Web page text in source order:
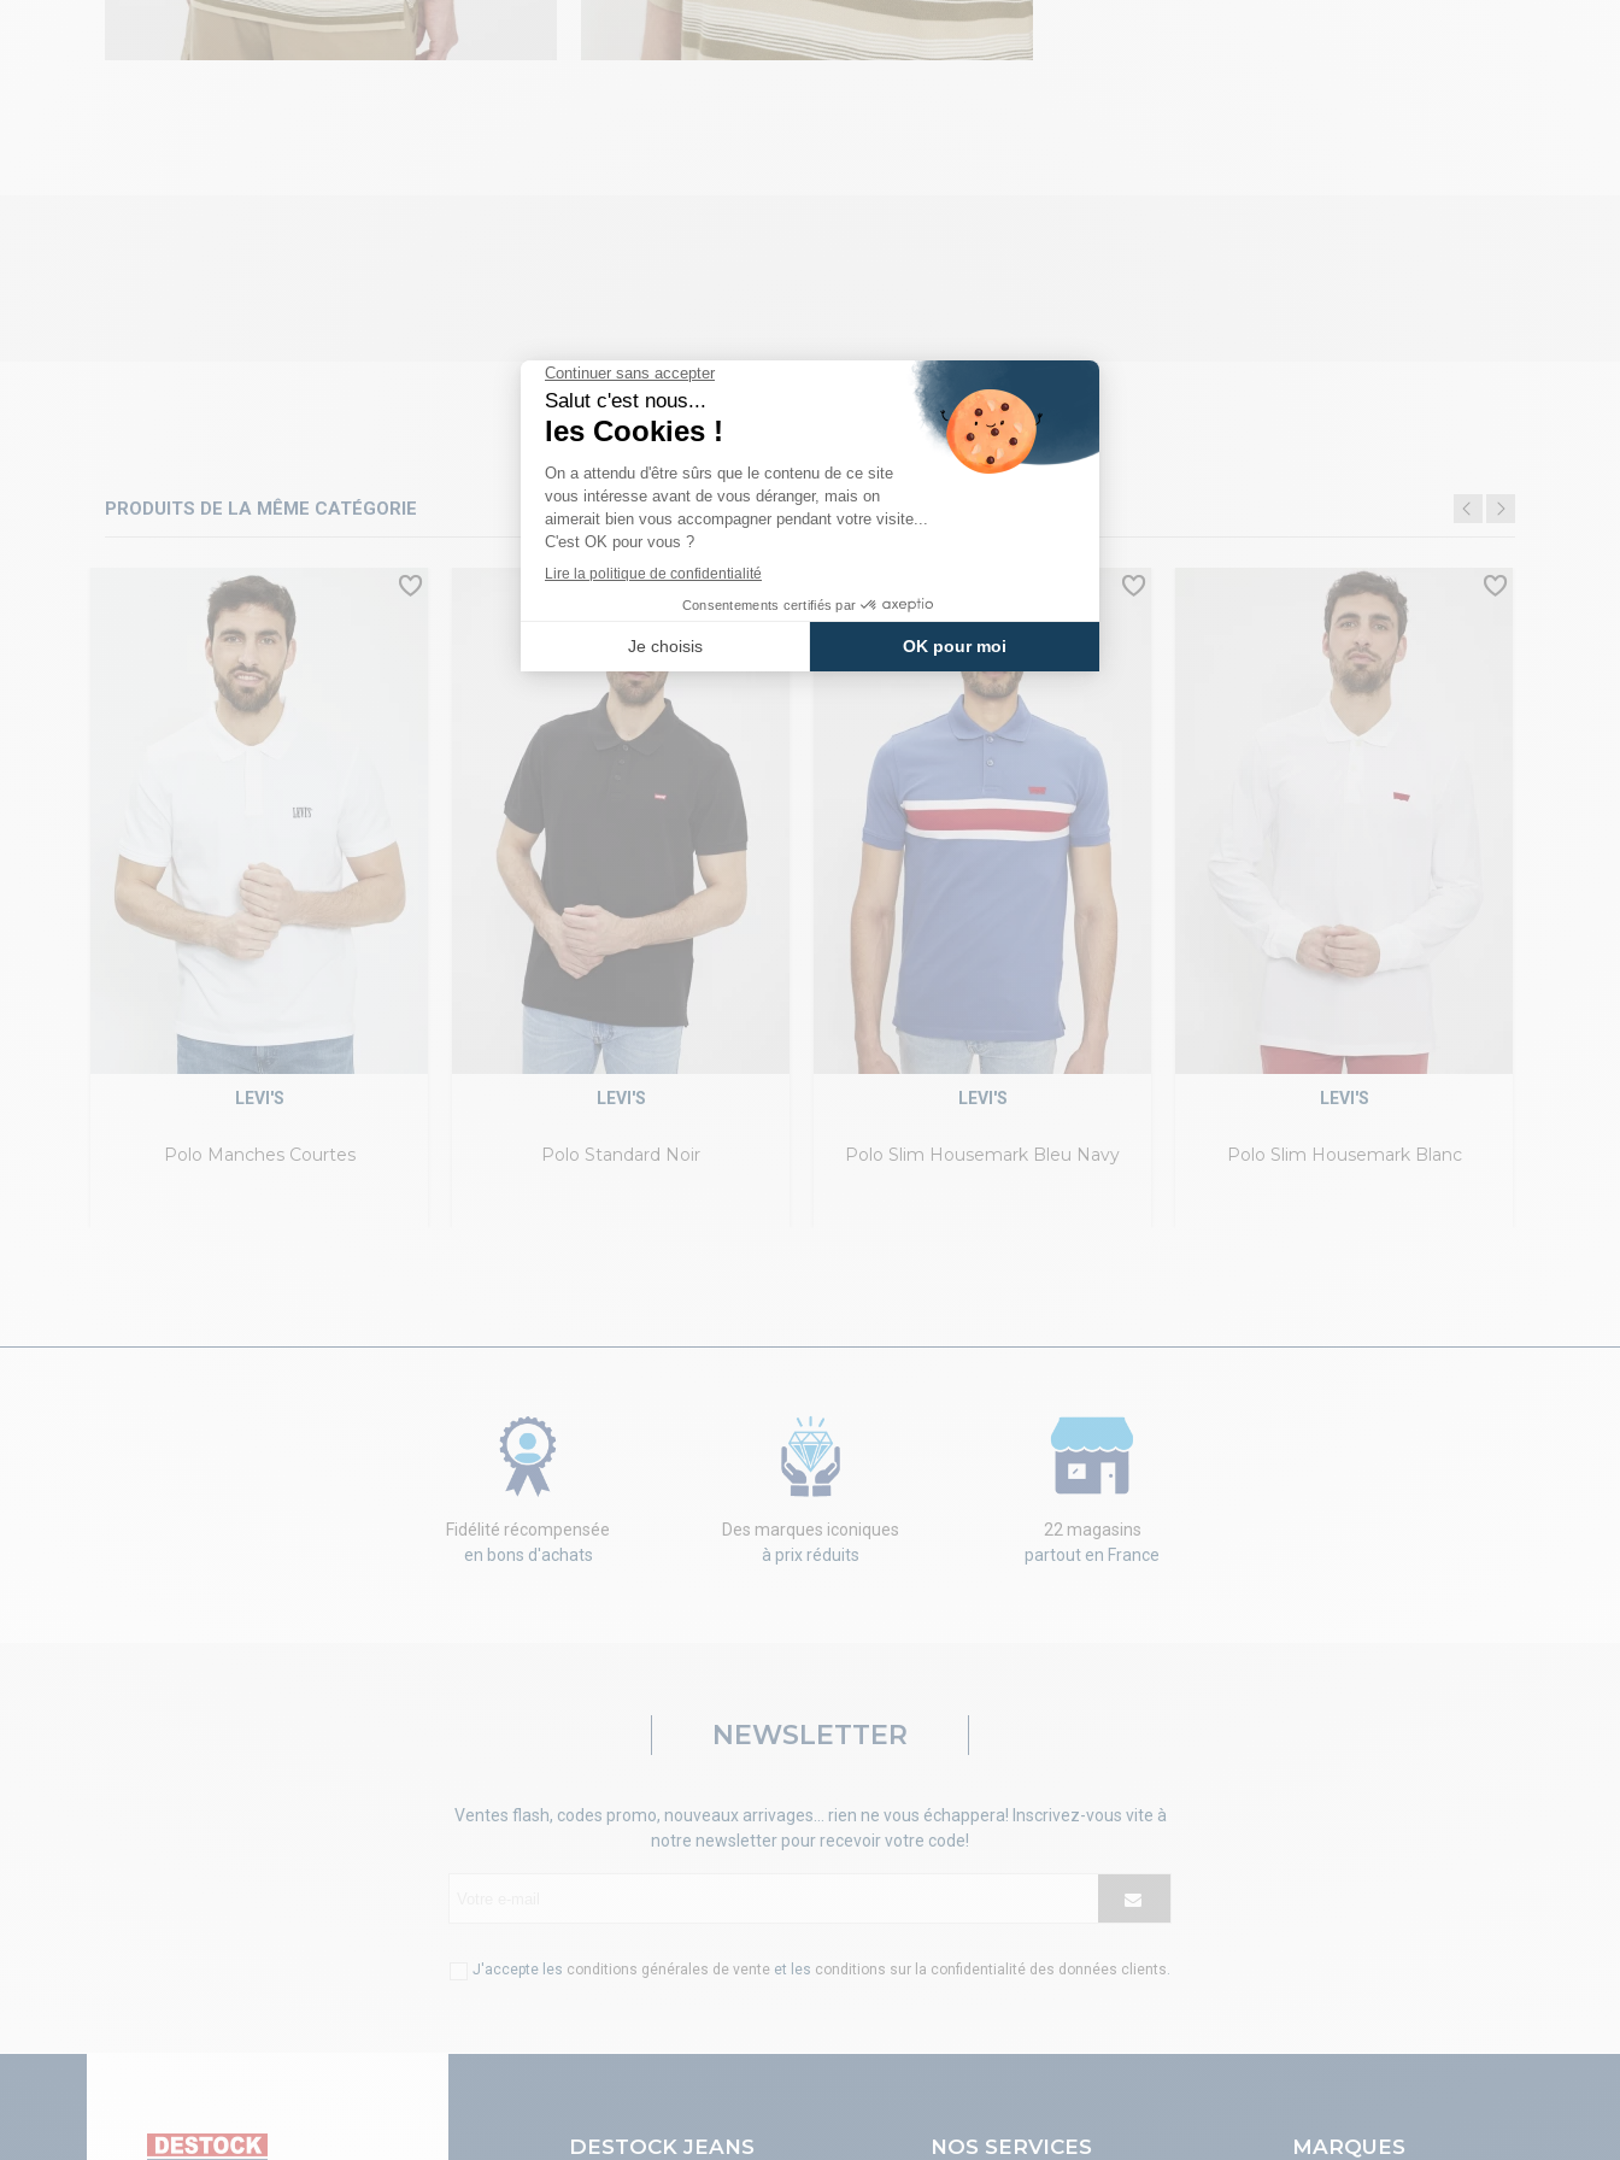
PRODUITS DE LA MÊME CATÉGORIE
Polo Manches Courtes
LEVI'S
Polo Standard Noir
LEVI'S
Polo Slim Housemark Bleu Navy
LEVI'S
Polo Slim Housemark Blanc
LEVI'S
Fidélité récompensée
en bons d'achats
Des marques iconiques
à prix réduits
22 magasins
partout en France
NEWSLETTER
Ventes flash, codes promo, nouveaux arrivages... rien ne vous échappera! Inscrivez-vous vite à
notre newsletter pour recevoir votre code!
J'accepte les conditions générales de vente et les conditions sur la confidentialité des données clients.
DESTOCK JEANS NOS SERVICES MARQUES